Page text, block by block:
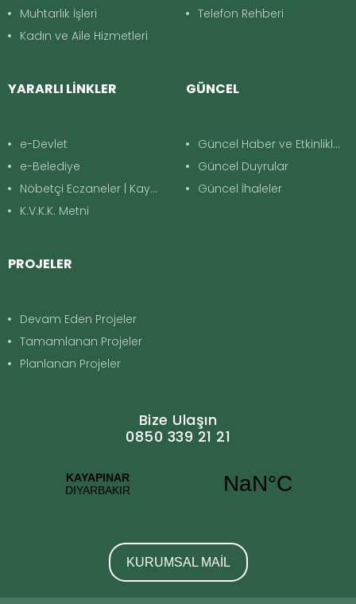
Muhtarlık İşleri
Kadın ve Aile Hizmetleri
Telefon Rehberi
YARARLI LİNKLER
e-Devlet
e-Belediye
Nöbetçi Eczaneler | Kayapınar
K.V.K.K. Metni
GÜNCEL
Güncel Haber ve Etkinlikler
Güncel Duyrular
Güncel İhaleler
PROJELER
Devam Eden Projeler
Tamamlanan Projeler
Planlanan Projeler
Bize Ulaşın
0850 339 21 21
KURUMSAL MAİL